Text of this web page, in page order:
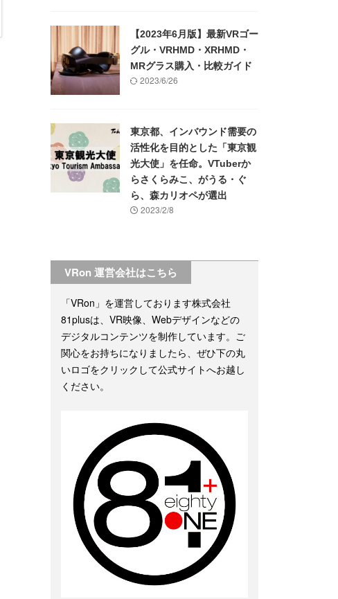
【2023年6月版】最新VRゴー
グル・VRHMD・XRHMD・
MRグラス購入・比較ガイド
2023/6/26
東京都、インバウンド需要の
活性化を目的とした「東京観
光大使」を任命。VTuberか
らさくらみこ、がうる・ぐ
ら、森カリオペが選出
2023/2/8
VRon 運営会社はこちら
「VRon」を運営しております株式会社
81plusは、VR映像、Webデザインなどの
デジタルコンテンツを制作しています。ご
関心をお持ちになりましたら、ぜひ下の丸
いロゴをクリックして公式サイトへお越し
ください。